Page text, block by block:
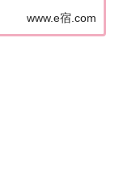
指します！紹介された
蔵王温泉で...
www.e宿.com